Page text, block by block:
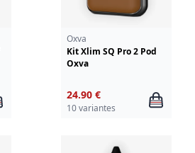
Oxva
Kit Xlim SQ Pro 2 Pod
Oxva
24.90 €
10 variantes